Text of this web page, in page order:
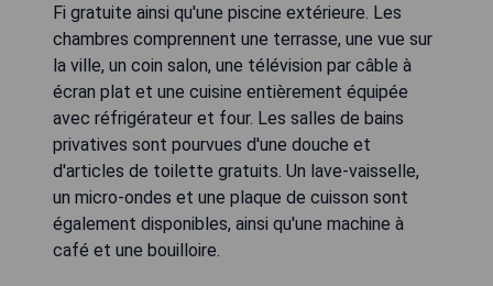
Fi gratuite ainsi qu'une piscine extérieure. Les
chambres comprennent une terrasse, une vue sur
la ville, un coin salon, une télévision par câble à
écran plat et une cuisine entièrement équipée
avec réfrigérateur et four. Les salles de bains
privatives sont pourvues d'une douche et
d'articles de toilette gratuits. Un lave-vaisselle,
un micro-ondes et une plaque de cuisson sont
également disponibles, ainsi qu'une machine à
café et une bouilloire.